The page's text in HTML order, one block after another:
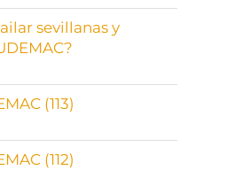
sevillanas y
(113)
(112)